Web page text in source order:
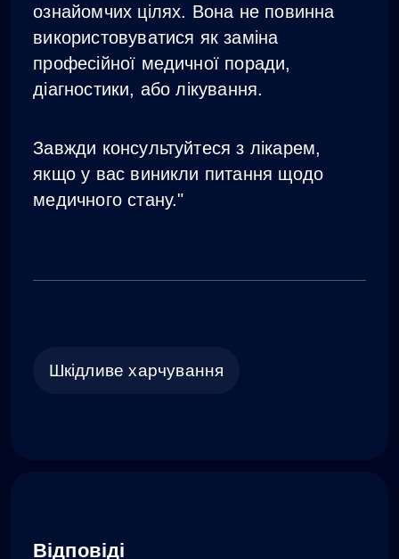
ознайомчих цілях. Вона не повинна
використовуватися як заміна
професійної медичної поради,
діагностики, або лікування.
Завжди консультуйтеся з лікарем,
якщо у вас виникли питання щодо
медичного стану."
Шкідливе харчування
Відповіді